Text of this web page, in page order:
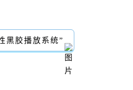
黑胶播放系统”